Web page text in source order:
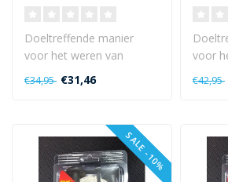
Doeltreffende manier
voor het weren van
eenden en ganzen op uw
aanlegsteiger en ..
€34,95 €31,46
voor
€42,95
SALE -10%